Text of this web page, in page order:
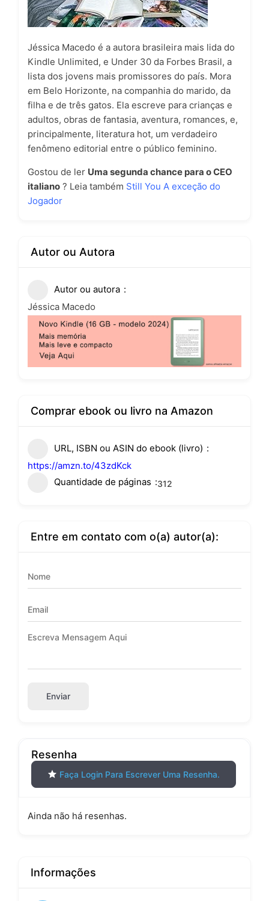
Jéssica Macedo é a autora brasileira mais lida do
Kindle Unlimited, e Under 30 da Forbes Brasil, a
lista dos jovens mais promissores do país. Mora
em Belo Horizonte, na companhia do marido, da
filha e de três gatos. Ela escreve para crianças e
adultos, obras de fantasia, aventura, romances, e,
principalmente, literatura hot, um verdadeiro
fenômeno editorial entre o público feminino.
Gostou de ler Uma segunda chance para o CEO
italiano ? Leia também Still You A exceção do
Jogador
Autor ou Autora
Autor ou autora
Jéssica Macedo
Comprar ebook ou livro na Amazon
URL, ISBN ou ASIN do ebook (livro)
https://amzn.to/43zdKck
Quantidade de páginas
312
Entre em contato com o(a) autor(a):
Enviar
Resenha
Faça Login Para Escrever Uma Resenha.
Ainda não há resenhas.
Informações